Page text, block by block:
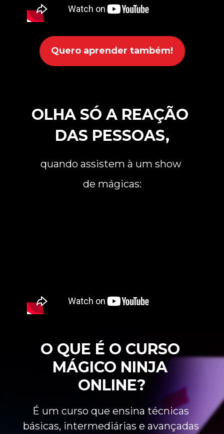
Quero aprender também!
quando assistem à um show
de mágicas:
OLHA SÓ A REAÇÃO
DAS PESSOAS,
É um curso que ensina técnicas
básicas, intermediárias e avançadas
O QUE É O CURSO
MÁGICO NINJA
ONLINE?